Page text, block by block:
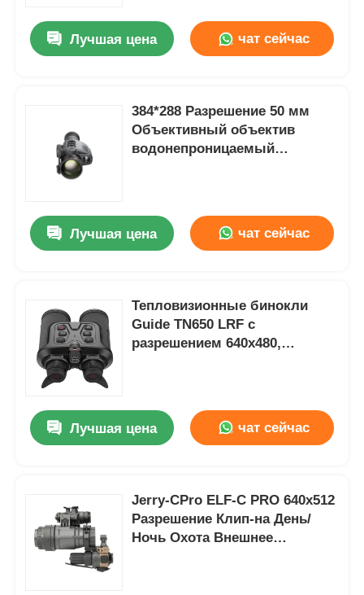
50 кадров в секунду
Лучшая цена чат сейчас
384*288 Разрешение 50 мм
Объективный объектив
водонепроницаемый
ночного видения
Лучшая цена чат сейчас
Тепловизионные бинокли
Guide TN650 LRF с
разрешением 640x480,
для спасательных работ в
полевых условиях
Лучшая цена чат сейчас
Jerry-CPro ELF-C PRO 640x512
Разрешение Клип-на День/
Ночь Охота Внешнее